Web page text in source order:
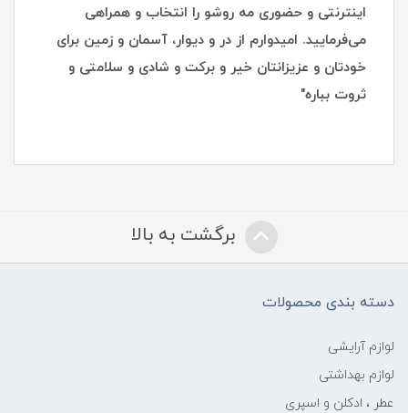
اینترنتی و حضوری مه روشو را انتخاب و همراهی
می‌فرمایید. امیدوارم از در و دیوار، آسمان و زمین برای
خودتان و عزیزانتان خیر و برکت و شادی و سلامتی و
ثروت بباره"
برگشت به بالا
دسته بندی محصولات
لوازم آرایشی
لوازم بهداشتی
عطر ، ادکلن و اسپری